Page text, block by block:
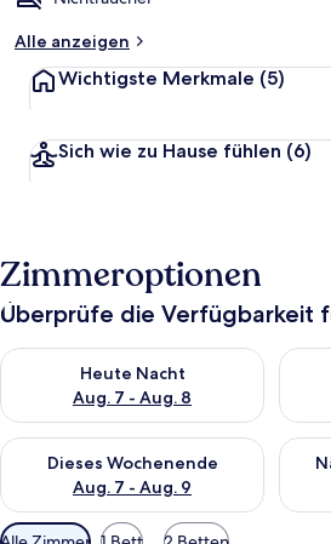
Alle anzeigen
Wichtigste Merkmale (5)
Sich wie zu Hause fühlen (6)
Zimmeroptionen
Überprüfe die Verfügbarkeit
Heute Nacht
Aug. 7 - Aug. 8
Überprüfe die Verfügbarkeit für
Dieses Wochenende
Aug. 7 - Aug. 9
Überprüfe die Verfügbarkeit für
Verfügbare